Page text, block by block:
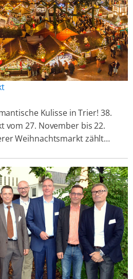
Kulisse in Trier! 38.
vom 27. November bis 22.
Weihnachtsmarkt zählt…